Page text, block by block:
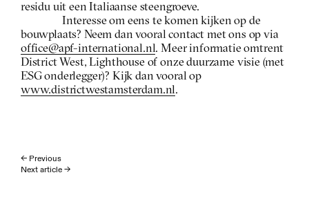
residu uit een Italiaanse steengroeve.
Interesse om eens te komen kijken op de
bouwplaats? Neem dan vooral contact met ons op via
office@apf-international.nl. Meer informatie omtrent
District West, Lighthouse of onze duurzame visie (met
ESG onderlegger)? Kijk dan vooral op
www.districtwestamsterdam.nl.
← Previous
Next article →